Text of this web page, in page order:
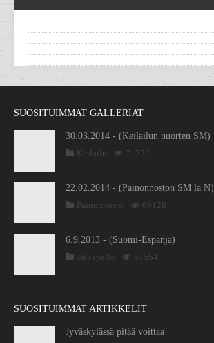
SUOSITUIMMAT GALLERIAT
30.03.2014 - (Keilailun nuorten SM)
Keilailu
71272
22.02.2014 - (Painonnoston SM la N)
Painonnosto
69128
6.9.2013 - (Suomi-Espanja)
Jalkapallo
57554
SUOSITUIMMAT ARTIKKELIT
Jyväskylässä pitää voittaa